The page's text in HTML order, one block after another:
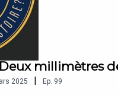
millimètres
2025 | Ep. 99